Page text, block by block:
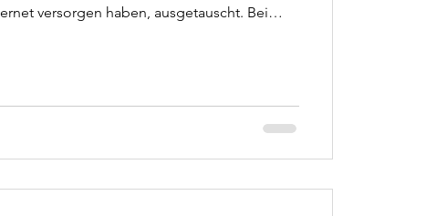
versorgen haben, ausgetauscht. Bei
💻 Wir tauschen auch Ihre defekten Geräte a